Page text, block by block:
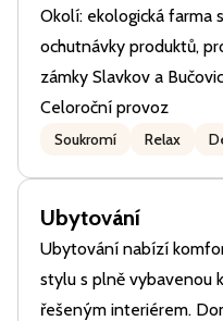
Okolí: ekologická farma
ochutnávky produktů,
zámky Slavkov a
Celoroční provoz
Soukromí Relax
Ubytování
Ubytování nabízí
stylu s plně vybavenou
řešeným interiérem.